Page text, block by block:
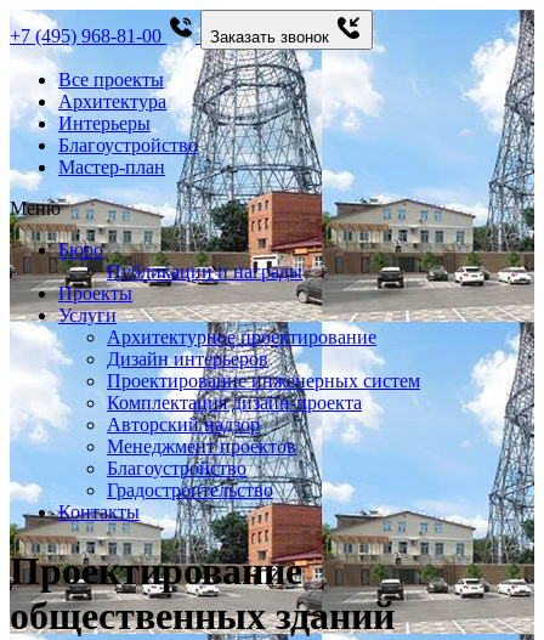
+7 (495) 968-81-00 Заказать звонок
Все проекты
Архитектура
Интерьеры
Благоустройство
Мастер-план
Меню
Бюро
Публикации и награды
Проекты
Услуги
Архитектурное проектирование
Дизайн интерьеров
Проектирование инженерных систем
Комплектация дизайн-проекта
Авторский надзор
Менеджмент проектов
Благоустройство
Градостроительство
Контакты
Проектирование
общественных зданий